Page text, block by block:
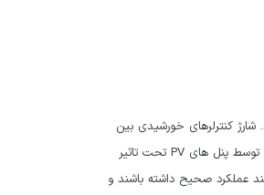
شارژ کنترلرهای خورشیدی بین
پنل‌ها و باتری‌های خورشیدی قرار می‌گیرند و به عنوان مبدلی برای ولتاژ ناهماهنگ دو جزء عمل می‌کنند. ولتاژ برق تولید شده توسط پنل های PV تحت تاثیر
عملکرد صحیح داشته باشند و